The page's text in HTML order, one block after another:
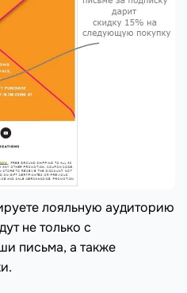
лояльную аудиторию
не только с
письма, а также